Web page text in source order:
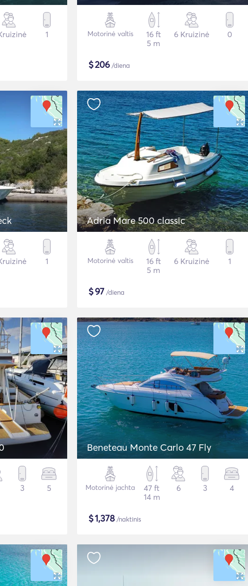
1 Motorinė valtis
16 ft
5 m
6 Kruizinė 0
$206/diena
1
Adria Mare 500 classic
Motorinė valtis
16 ft
5 m
6 Kruizinė 1
$97 /diena
3 5
Beneteau Monte Carlo 47 Fly
Motorinė jachta
47 ft
14 m
6 3 4
$1,378/naktinis